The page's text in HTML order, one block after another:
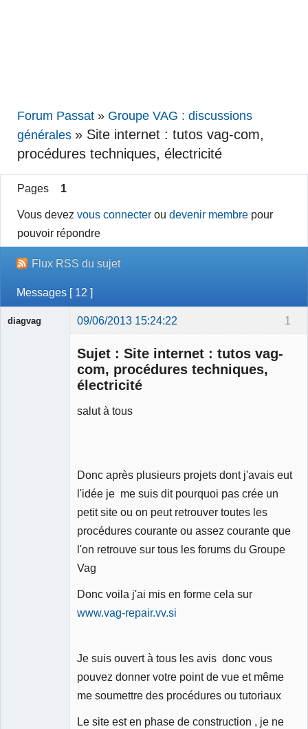
Forum Passat » Groupe VAG : discussions
générales » Site internet : tutos vag-com,
procédures techniques, électricité
Pages 1
Vous devezvous connecter oudevenir membre pour
pouvoir répondre
Flux RSS du sujet
Messages [ 12 ]
1
diagvag 09/06/2013 15:24:22
Sujet : Site internet : tutos vag-
com, procédures techniques,
électricité
salut à tous
Donc après plusieurs projets dont j'avais eut
l'idée je me suis dit pourquoi pas crée un
petit site ou on peut retrouver toutes les
procédures courante ou assez courante que
l'on retrouve sur tous les forums du Groupe
Vag
Donc voila j'ai mis en forme cela sur
www.vag-repair.vv.si
Je suis ouvert à tous les avis donc vous
pouvez donner votre point de vue et même
me soumettre des procédures ou tutoriaux
Le site est en phase de construction , je ne